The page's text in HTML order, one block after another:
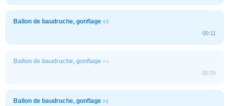
Ballon de baudruche, gonflage #3
00:11
Ballon de baudruche, gonflage #4
00:09
Ballon de baudruche, gonflage #1